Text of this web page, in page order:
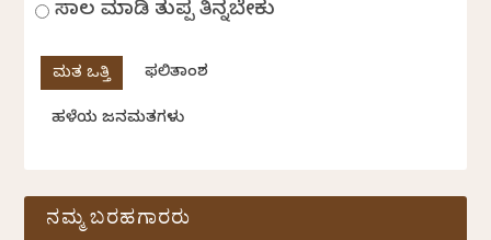
ಸಾಲ ಮಾಡಿ ತುಪ್ಪ ತಿನ್ನಬೇಕು
ಫಲಿತಾಂಶ
ಹಳೆಯ ಜನಮತಗಳು
ನಮ್ಮ ಬರಹಗಾರರು